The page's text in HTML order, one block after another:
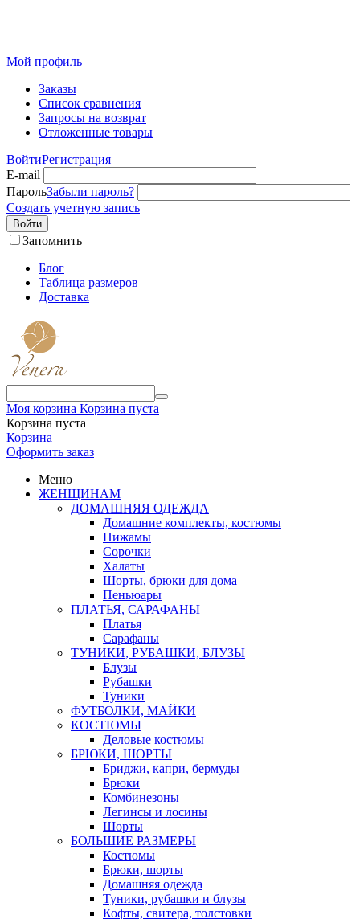
Мой профиль
Заказы
Список сравнения
Запросы на возврат
Отложенные товары
ВойтиРегистрация
E-mail
ПарольЗабыли пароль?
Создать учетную запись
Войти
Запомнить
Блог
Таблица размеров
Доставка
Моя корзина Корзина пуста
Корзина пуста
Корзина
Оформить заказ
Меню
ЖЕНЩИНАМ
ДОМАШНЯЯ ОДЕЖДА
Домашние комплекты, костюмы
Пижамы
Сорочки
Халаты
Шорты, брюки для дома
Пеньюары
ПЛАТЬЯ, САРАФАНЫ
Платья
Сарафаны
ТУНИКИ, РУБАШКИ, БЛУЗЫ
Блузы
Рубашки
Туники
ФУТБОЛКИ, МАЙКИ
КОСТЮМЫ
Деловые костюмы
БРЮКИ, ШОРТЫ
Бриджи, капри, бермуды
Брюки
Комбинезоны
Легинсы и лосины
Шорты
БОЛЬШИЕ РАЗМЕРЫ
Костюмы
Брюки, шорты
Домашняя одежда
Туники, рубашки и блузы
Кофты, свитера, толстовки